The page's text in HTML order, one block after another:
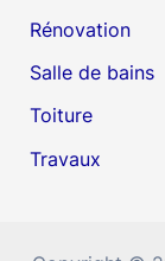
Rénovation
Salle de bains
Toiture
Travaux